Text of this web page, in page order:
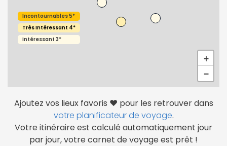
Incontournables 5*
Très Intéressant 4*
Intéressant 3*
+
−
Ajoutez vos lieux favoris ❤️ pour les retrouver dans
votre planificateur de voyage.
Votre itinéraire est calculé automatiquement jour
par jour, votre carnet de voyage est prêt !
Continuer avec Apple
ou connectez-vous par mail